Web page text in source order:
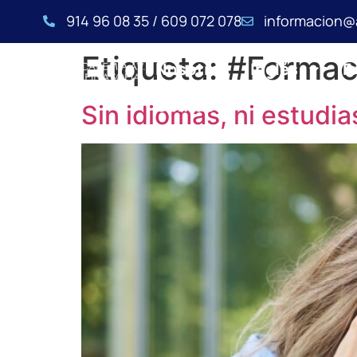
914 96 08 35 / 609 072 078
Nosotros Inglés
Contacto
Etiqueta:
Sin idiomas, ni